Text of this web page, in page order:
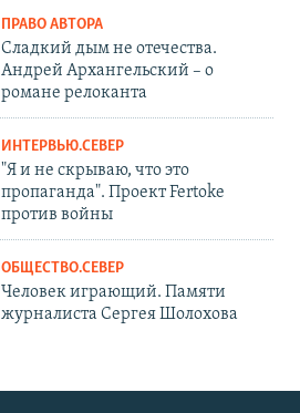
ПРАВО АВТОРА
Сладкий дым не отечества.
Андрей Архангельский – о
романе релоканта
ИНТЕРВЬЮ.СЕВЕР
"Я и не скрываю, что это
пропаганда". Проект Fertoke
против войны
ОБЩЕСТВО.СЕВЕР
Человек играющий. Памяти
журналиста Сергея Шолохова